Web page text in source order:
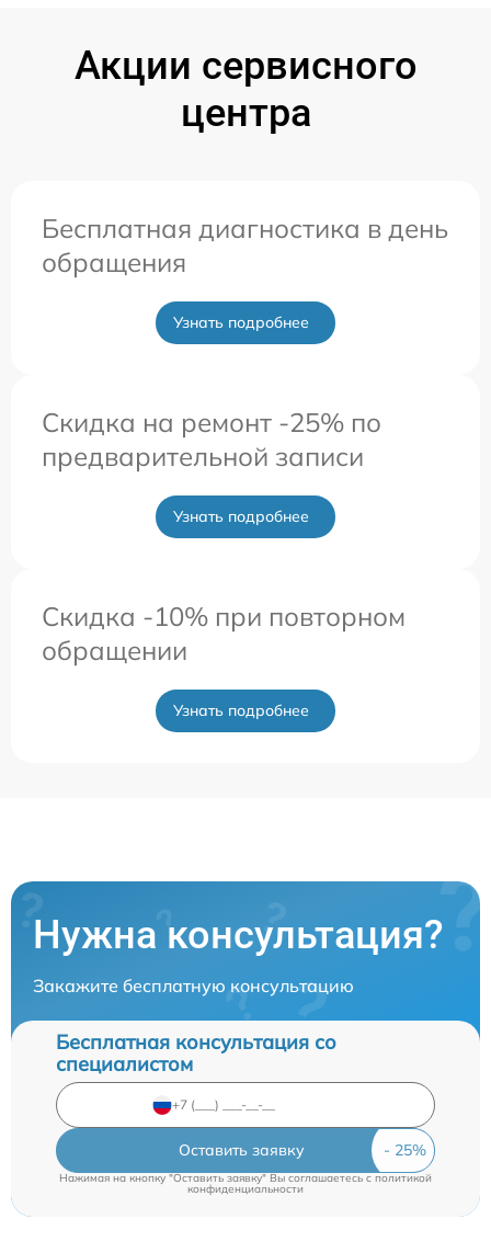
Акции сервисного
центра
Бесплатная диагностика в день
обращения
Узнать подробнее
Скидка на ремонт -25% по
предварительной записи
Узнать подробнее
Скидка -10% при повторном
обращении
Узнать подробнее
Нужна консультация?
Закажите бесплатную консультацию
Бесплатная консультация со
специалистом
Оставить заявку
Нажимая на кнопку "Оставить заявку" Вы соглашаетесь cполитикой
конфиденциальности